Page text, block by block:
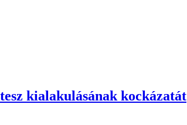
kialakulásának kockázatát